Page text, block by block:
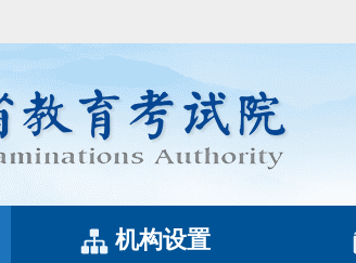
机构设置